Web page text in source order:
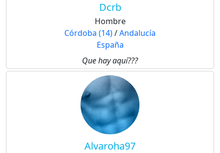
Dcrb
Hombre
Córdoba (14)/Andalucía
España
Que hay aquí???
Alvaroha97